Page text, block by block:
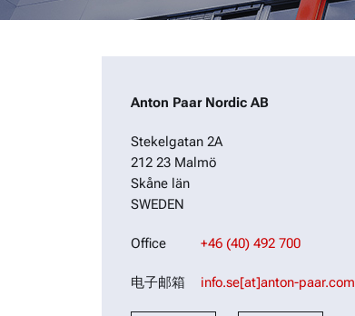
Anton Paar Nordic AB
Stekelgatan 2A
212 23 Malmö
Skåne län
SWEDEN
Office +46 (40) 492 700
电子邮箱 info.se[at]anton-paar.com